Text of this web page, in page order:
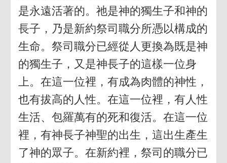
是永遠活著的。祂是神的獨生子和神的
長子，乃是新約祭司職分所憑以構成的
生命。祭司職分已經從人更換為既是神
的獨生子，又是神長子的這樣一位身
上。在這一位裡，有成為肉體的神性，
也有拔高的人性。在這一位裡，有人性
生活、包羅萬有的死和復活。在這一位
裡，有神長子神聖的出生，這出生產生
了神的眾子。在新約裡，祭司的職分已